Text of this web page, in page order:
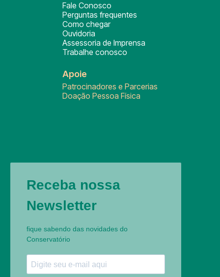
Fale Conosco
Perguntas frequentes
Como chegar
Ouvidoria
Assessoria de Imprensa
Trabalhe conosco
Apoie
Patrocinadores e Parcerias
Doação Pessoa Física